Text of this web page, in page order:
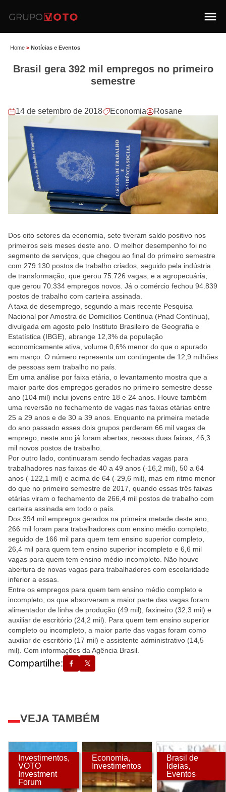
Home > Notícias e Eventos
Brasil gera 392 mil empregos no primeiro
semestre
14 de setembro de 2018 Economia Rosane
Dos oito setores da economia, sete tiveram saldo positivo nos
primeiros seis meses deste ano. O melhor desempenho foi no
segmento de serviços, que chegou ao final do primeiro semestre
com 279.130 postos de trabalho criados, seguido pela indústria
de transformação, que gerou 75.726 vagas, e a agropecuária,
que gerou 70.334 empregos novos. Já o comércio fechou 94.839
postos de trabalho com carteira assinada.
A taxa de desemprego, segundo a mais recente Pesquisa
Nacional por Amostra de Domicílios Contínua (Pnad Contínua),
divulgada em agosto pelo Instituto Brasileiro de Geografia e
Estatística (IBGE), abrange 12,3% da população
economicamente ativa, volume 0,6% menor do que o apurado
em março. O número representa um contingente de 12,9 milhões
de pessoas sem trabalho no país.
Em uma análise por faixa etária, o levantamento mostra que a
maior parte dos empregos gerados no primeiro semestre desse
ano (104 mil) inclui jovens entre 18 e 24 anos. Houve também
uma reversão no fechamento de vagas nas faixas etárias entre
25 a 29 anos e de 30 a 39 anos. Enquanto na primeira metade
do ano passado esses dois grupos perderam 66 mil vagas de
emprego, neste ano já foram abertas, nessas duas faixas, 46,3
mil novos postos de trabalho.
Por outro lado, continuaram sendo fechadas vagas para
trabalhadores nas faixas de 40 a 49 anos (-16,2 mil), 50 a 64
anos (-122,1 mil) e acima de 64 (-29,6 mil), mas em ritmo menor
do que no primeiro semestre de 2017, quando essas três faixas
etárias viram o fechamento de 266,4 mil postos de trabalho com
carteira assinada em todo o país.
Dos 394 mil empregos gerados na primeira metade deste ano,
266 mil foram para trabalhadores com ensino médio completo,
seguido de 166 mil para quem tem ensino superior completo,
26,4 mil para quem tem ensino superior incompleto e 6,6 mil
vagas para quem tem ensino médio incompleto. Não houve
abertura de novas vagas para trabalhadores com escolaridade
inferior a essas.
Entre os empregos para quem tem ensino médio completo e
incompleto, os que absorveram a maior parte das vagas foram
alimentador de linha de produção (49 mil), faxineiro (32,3 mil) e
auxiliar de escritório (24,2 mil). Para quem tem ensino superior
completo ou incompleto, a maior parte das vagas foram como
auxiliar de escritório (17 mil) e assistente administrativo (14,5
mil). Com informações da Agência Brasil.
Compartilhe:
VEJA TAMBÉM
Investimentos,
VOTO
Investment
Forum
Economia,
Investimentos
Brasil de
Ideias,
Eventos